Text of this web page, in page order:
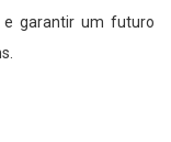
garantir um futuro